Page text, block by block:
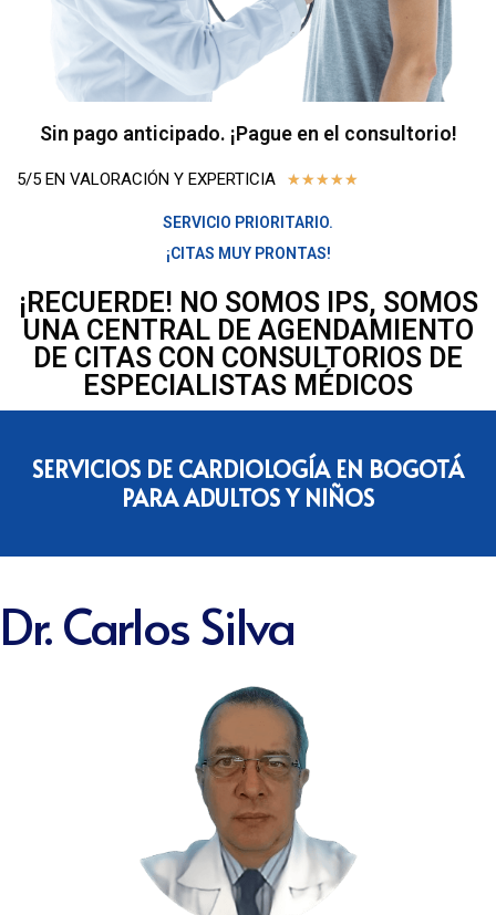
Sin pago anticipado. ¡Pague en el consultorio!
5/5 EN VALORACIÓN Y EXPERTICIA ★★★★★
SERVICIO PRIORITARIO.
¡CITAS MUY PRONTAS!
¡RECUERDE! NO SOMOS IPS, SOMOS
UNA CENTRAL DE AGENDAMIENTO
DE CITAS CON CONSULTORIOS DE
ESPECIALISTAS MÉDICOS
SERVICIOS DE CARDIOLOGÍA EN BOGOTÁ
PARA ADULTOS Y NIÑOS
Dr. Carlos Silva